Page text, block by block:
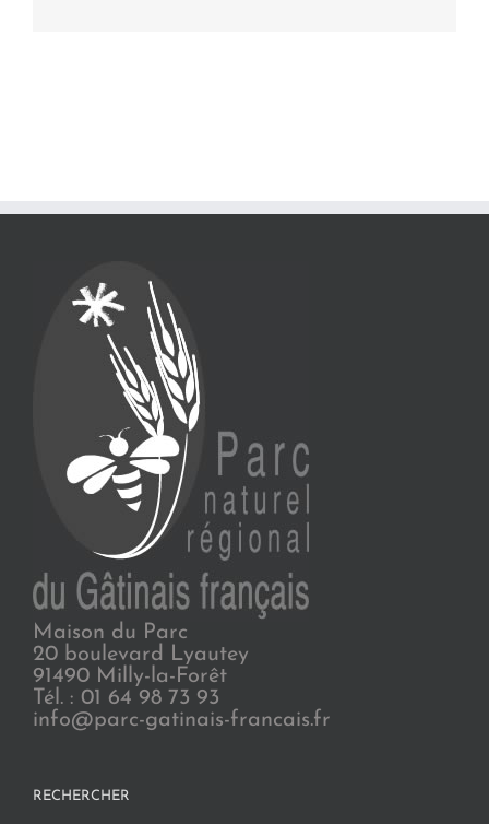
Maison du Parc
20 boulevard Lyautey
91490 Milly-la-Forêt
Tél. : 01 64 98 73 93
info@parc-gatinais-francais.fr
RECHERCHER